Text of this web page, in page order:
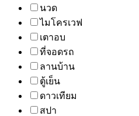
นวด
ไมโครเวฟ
เตาอบ
ที่จอดรถ
ลานบ้าน
ตู้เย็น
ดาวเทียม
สปา